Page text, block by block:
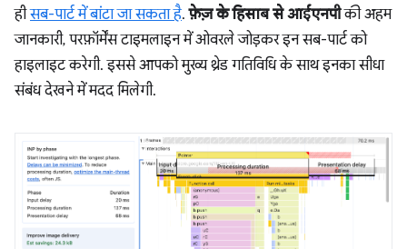
हीसब-पार्ट में बांटा जा सकता है.फ़ेज़ के हिसाब से आईएनपीकी अहम
जानकारी, परफ़ॉर्मेंस टाइमलाइन में ओवरले जोड़कर इन सब-पार्ट को
हाइलाइट करेगी. इससे आपको मुख्य थ्रेड गतिविधि के साथ इनका सीधा
संबंध देखने में मदद मिलेगी.